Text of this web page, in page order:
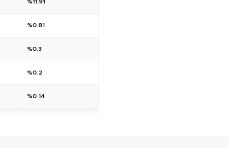
%11.91
%0.81
%0.3
%0.2
%0.14